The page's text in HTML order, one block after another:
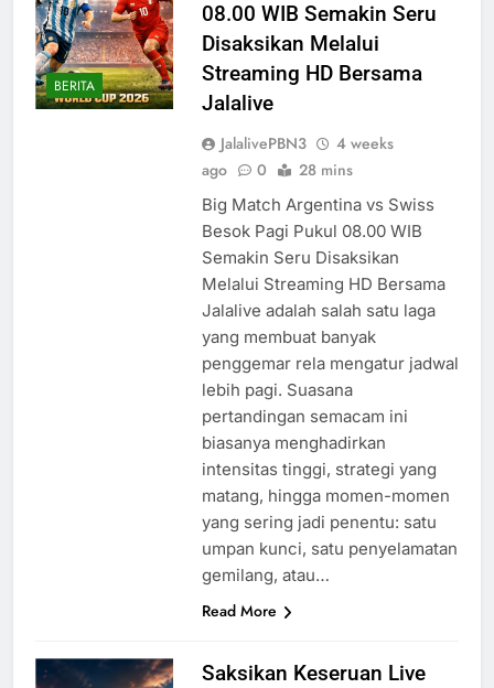
BERITA
08.00 WIB Semakin Seru
Disaksikan Melalui
Streaming HD Bersama
Jalalive
JalalivePBN3
4 weeks
ago
0 28 mins
Big Match Argentina vs Swiss
Besok Pagi Pukul 08.00 WIB
Semakin Seru Disaksikan
Melalui Streaming HD Bersama
Jalalive adalah salah satu laga
yang membuat banyak
penggemar rela mengatur jadwal
lebih pagi. Suasana
pertandingan semacam ini
biasanya menghadirkan
intensitas tinggi, strategi yang
matang, hingga momen-momen
yang sering jadi penentu: satu
umpan kunci, satu penyelamatan
gemilang, atau…
Read More
Saksikan Keseruan Live